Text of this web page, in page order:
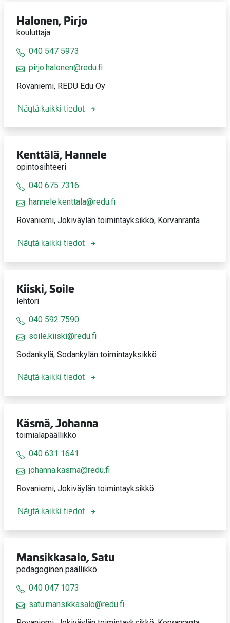
Halonen, Pirjo
kouluttaja
040 547 5973
pirjo.halonen@redu.fi
Rovaniemi, REDU Edu Oy
Näytä kaikki tiedot
Kenttälä, Hannele
opintosihteeri
040 675 7316
hannele.kenttala@redu.fi
Rovaniemi, Jokiväylän toimintayksikkö, Korvanranta
Näytä kaikki tiedot
Kiiski, Soile
lehtori
040 592 7590
soile.kiiski@redu.fi
Sodankylä, Sodankylän toimintayksikkö
Näytä kaikki tiedot
Käsmä, Johanna
toimialapäällikkö
040 631 1641
johanna.kasma@redu.fi
Rovaniemi, Jokiväylän toimintayksikkö
Näytä kaikki tiedot
Mansikkasalo, Satu
pedagoginen päällikkö
040 047 1073
satu.mansikkasalo@redu.fi